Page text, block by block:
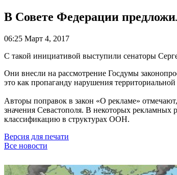
В Совете Федерации
06:25 Март 4, 2017
С такой инициативой выступили сенаторы
Они внесли на рассмотрение Госдумы
это как пропаганду нарушения
Авторы поправок в закон «О рекламе»
значения Севастополя. В некоторых рекламных
классификацию в структурах ООН.
Версия для печати
Все новости